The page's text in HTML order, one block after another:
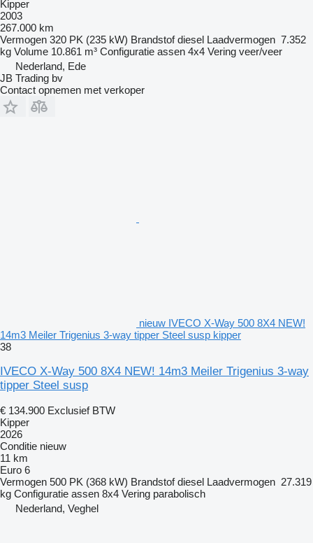
Kipper
2003
267.000 km
Vermogen 320 PK (235 kW) Brandstof diesel Laadvermogen 7.352
kg Volume 10.861 m³ Configuratie assen 4x4 Vering veer/veer
Nederland, Ede
JB Trading bv
Contact opnemen met verkoper
nieuw IVECO X-Way 500 8X4 NEW!
14m3 Meiler Trigenius 3-way tipper Steel susp kipper
38
IVECO X-Way 500 8X4 NEW! 14m3 Meiler Trigenius 3-way
tipper Steel susp
€ 134.900 Exclusief BTW
Kipper
2026
Conditie nieuw
11 km
Euro 6
Vermogen 500 PK (368 kW) Brandstof diesel Laadvermogen 27.319
kg Configuratie assen 8x4 Vering parabolisch
Nederland, Veghel